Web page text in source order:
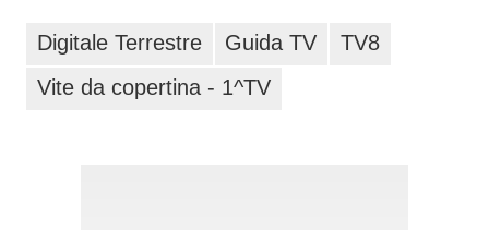
Digitale Terrestre Guida TV
TV8
Vite da copertina - 1^TV